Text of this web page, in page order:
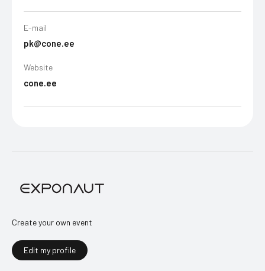
E-mail
pk@cone.ee
Website
cone.ee
Create your own event
Edit my profile